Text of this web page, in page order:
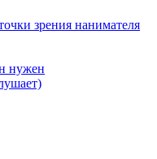
зрения нанимателя
нужен